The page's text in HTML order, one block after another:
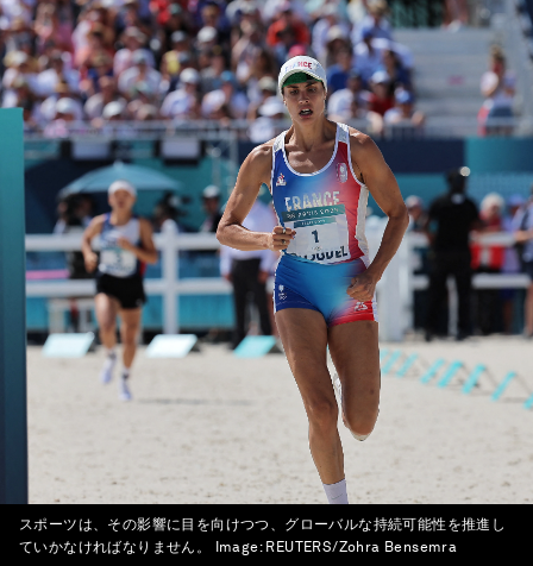
スポーツは、その影響に目を向けつつ、グローバルな持続可能性を推進し
ていかなければなりません。
Image: REUTERS/Zohra Bensemra